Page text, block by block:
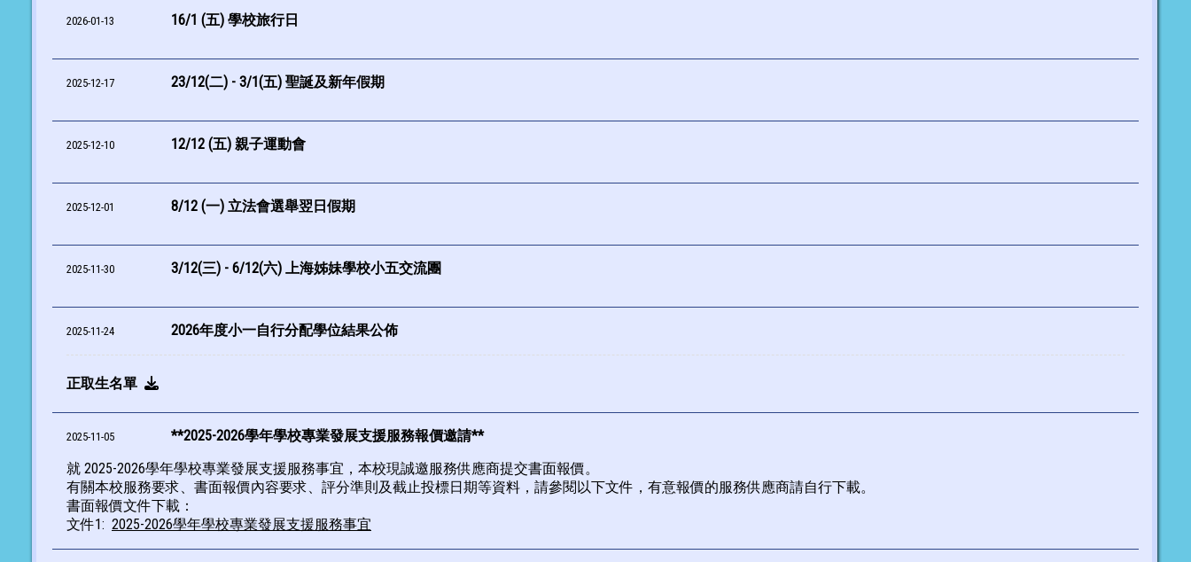
2026-01-13 16/1 (五) 學校旅行日
2025-12-17 23/12(二) - 3/1(五) 聖誕及新年假期
2025-12-10 12/12 (五) 親子運動會
2025-12-01 8/12 (一) 立法會選舉翌日假期
2025-11-30 3/12(三) - 6/12(六) 上海姊妹學校小五交流團
2025-11-24 2026年度小一自行分配學位結果公佈
正取生名單
2025-11-05
**2025-2026學年學校專業發展支援服務報價邀請**
就 2025-2026學年學校專業發展支援服務事宜，本校現誠邀服務供應商提交書面報價。
有關本校服務要求、書面報價內容要求、評分準則及截止投標日期等資料，請參閱以下文件，有意報價的服務供應商請自行下載。
書面報價文件下載：
文件1: 2025-2026學年學校專業發展支援服務事宜